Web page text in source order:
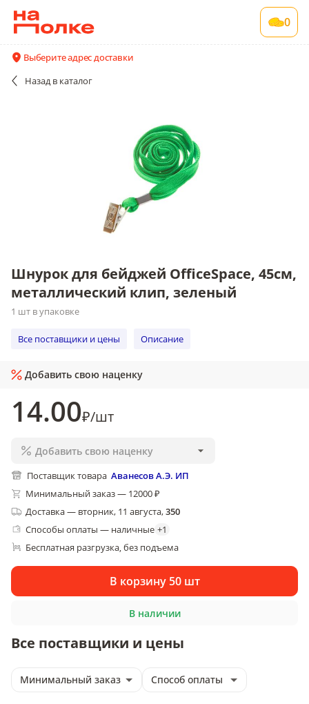
0
Выберите адрес доставки
Назад в каталог
Шнурок для бейджей OfficeSpace, 45см,
металлический клип, зеленый
Шнурок для бейджей OfficeSpace, 45см,
металлический клип, зеленый
1 шт в упаковке
Все поставщики и цены Описание
Добавить свою наценку
14.00₽/шт
Добавить свою наценку
Поставщик товара Аванесов А.Э. ИП
Минимальный заказ — 12000 ₽
Доставка— вторник, 11 августа,350
Способы оплаты — наличные +1
Бесплатная разгрузка, без подъема
В корзину 50 шт
В наличии
Все поставщики и цены
Минимальный заказ Способ оплаты